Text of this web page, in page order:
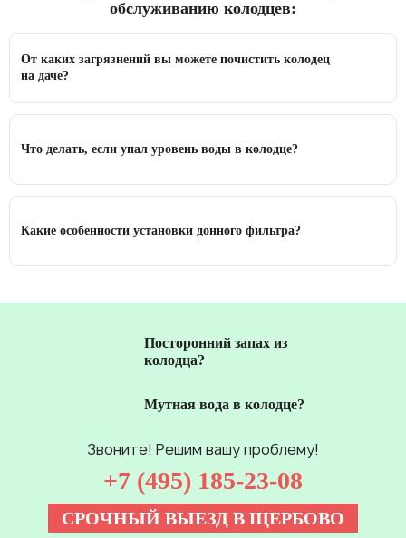
обслуживанию колодцев:
От каких загрязнений вы можете почистить колодец
на даче?
Что делать, если упал уровень воды в колодце?
Какие особенности установки донного фильтра?
Посторонний запах из
колодца?
Мутная вода в колодце?
Звоните! Решим вашу проблему!
+7 (495) 185-23-08
СРОЧНЫЙ ВЫЕЗД В ЩЕРБОВО